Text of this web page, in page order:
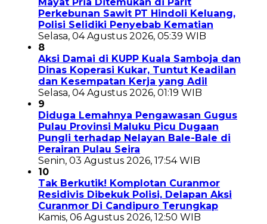
Perkebunan Sawit PT Hindoli Keluang,
Polisi Selidiki Penyebab Kematian
Selasa, 04 Agustus 2026, 05:39 WIB
8
Aksi Damai di KUPP Kuala Samboja dan
Dinas Koperasi Kukar, Tuntut Keadilan
dan Kesempatan Kerja yang Adil
Selasa, 04 Agustus 2026, 01:19 WIB
9
Diduga Lemahnya Pengawasan Gugus
Pulau Provinsi Maluku Picu Dugaan
Pungli terhadap Nelayan Bale-Bale di
Perairan Pulau Seira
Senin, 03 Agustus 2026, 17:54 WIB
10
Tak Berkutik! Komplotan Curanmor
Residivis Dibekuk Polisi, Delapan Aksi
Curanmor Di Candipuro Terungkap
Kamis, 06 Agustus 2026, 12:50 WIB